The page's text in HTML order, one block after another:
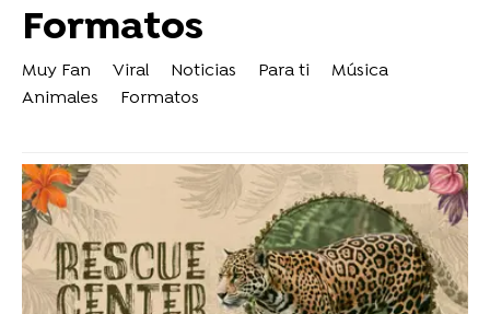
Formatos
Muy Fan Viral Noticias Para ti
Música
Animales
Formatos